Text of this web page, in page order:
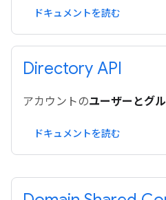
ドキュメントを読む
Directory API
アカウントのユーザーとグ
ドキュメントを読む